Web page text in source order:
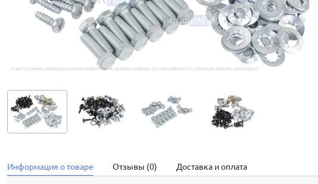
Информация о товаре Отзывы (0) Доставка и оплата